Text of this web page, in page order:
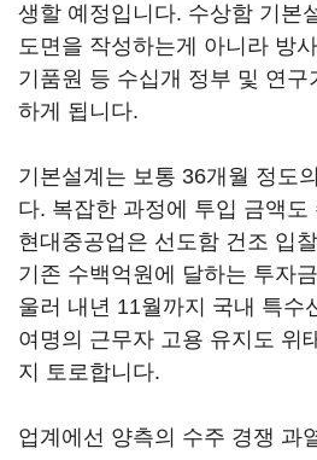
생할 예정입니다. 수상함 기본
도면을 작성하는게 아니라 방
기품원 등 수십개 정부 및 연구
하게 됩니다.
기본설계는 보통 36개월 정도
다. 복잡한 과정에 투입 금액
현대중공업은 선도함 건조 입
기존 수백억원에 달하는 투자
울러 내년 11월까지 국내 특수
여명의 근무자 고용 유지도 위
지 토로합니다.
업계에선 양측의 수주 경쟁 과